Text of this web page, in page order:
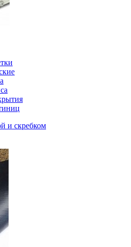
и скребком